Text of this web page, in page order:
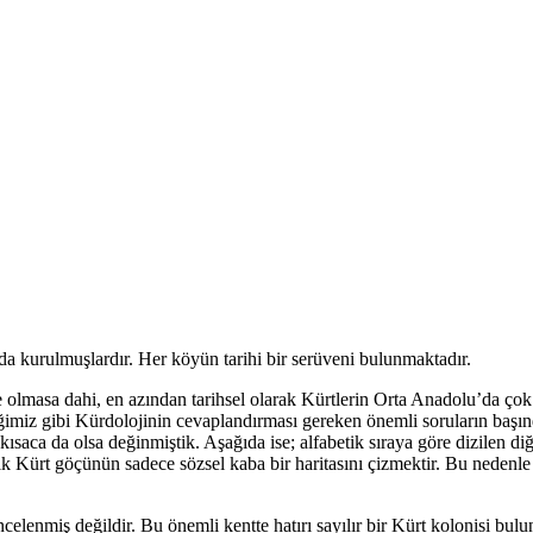
kurulmuşlardır. Her köyün tarihi bir serüveni bulunmaktadır.
dahi, en azından tarihsel olarak Kürtlerin Orta Anadolu’da
gibi Kürdolojinin cevaplandırması gereken önemli soruların
da olsa değinmiştik. Aşağıda ise; alfabetik sıraya göre dizilen
Kürt göçünün sadece sözsel kaba bir haritasını çizmektir. Bu
değildir. Bu önemli kentte hatırı sayılır bir Kürt kolonisi